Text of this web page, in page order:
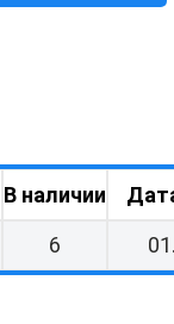
В наличии
6